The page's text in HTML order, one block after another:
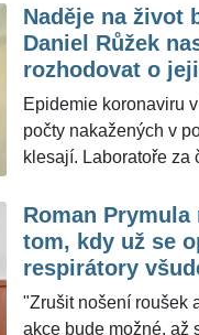
protiepidemická
Černý (36) promluvil
CoV-2 ze svého
"Pravděpodobně se
variantám očkovat a
lepších vakcín. Ale v
jen zůstane," vyjádřil
Naděje na život
Daniel Růžek
rozhodovat o
zohledňovat
Epidemie koronaviru
počty nakažených v
klesají. Laboratoře za
méně v porovnání s
opatřením zůstává
respirátory. "Otázkou
není reálné
Roman
tom, kdy už se
respirátory
"Zrušit nošení roušek
akce bude možné, až